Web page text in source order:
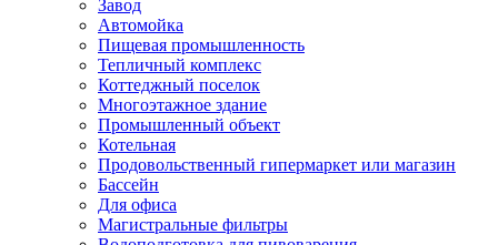
Завод
Автомойка
Пищевая промышленность
Тепличный комплекс
Коттеджный поселок
Многоэтажное здание
Промышленный объект
Котельная
Продовольственный гипермаркет или магазин
Бассейн
Для офиса
Магистральные фильтры